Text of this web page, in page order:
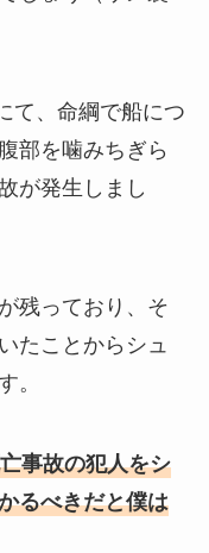
て、命綱で船につ
部を噛みちぎら
が発生しまし
残っており、そ
たことからシュ
。
事故の犯人をシ
るべきだと僕は